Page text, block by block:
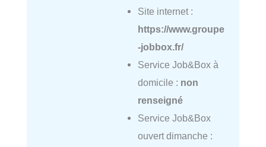
Site internet :
https://www.groupe
-jobbox.fr/
Service Job&Box à
domicile : non
renseigné
Service Job&Box
ouvert dimanche :